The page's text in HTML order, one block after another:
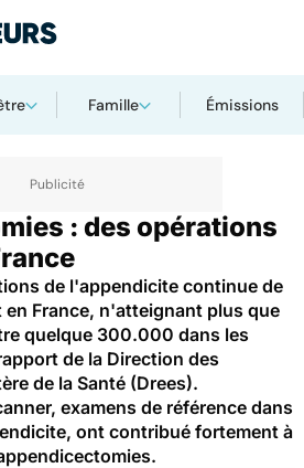
Famille Émissions
: des opérations
de l'appendicite continue de
en France, n'atteignant plus que
quelque 300.000 dans les
de la Direction des
de la Santé (Drees).
examens de référence dans
ont contribué fortement à